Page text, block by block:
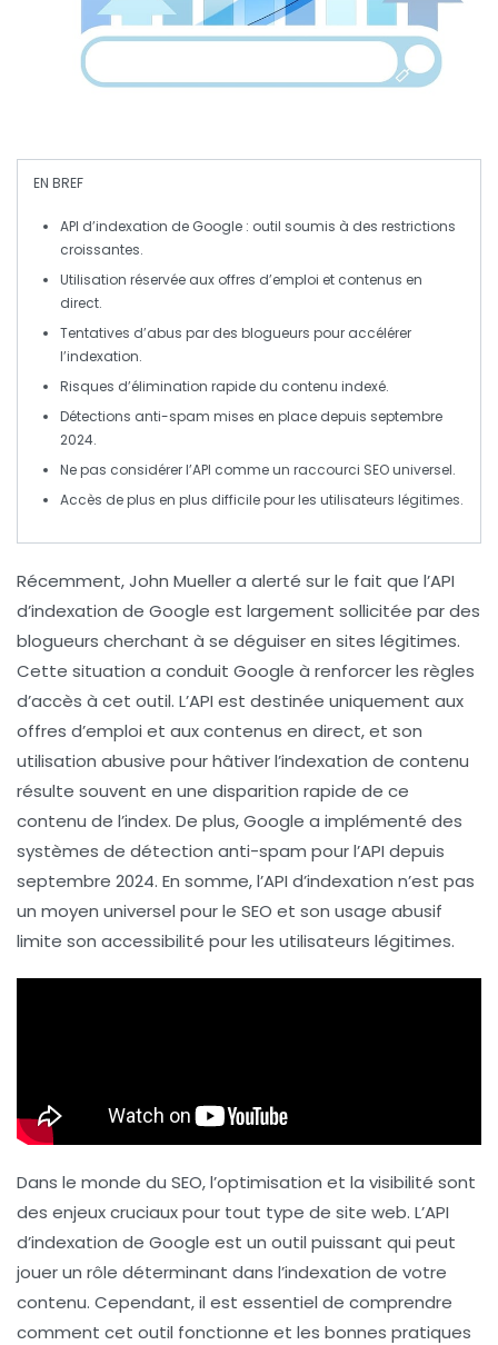
EN BREF
API d’indexation de Google : outil soumis à des restrictions
croissantes.
Utilisation réservée aux offres d’emploi et contenus en
direct.
Tentatives d’abus par des blogueurs pour accélérer
l’indexation.
Risques d’élimination rapide du contenu indexé.
Détections anti-spam mises en place depuis septembre
2024.
Ne pas considérer l’API comme un raccourci SEOuniversel.
Accès de plus en plus difficile pour les utilisateurs légitimes.
Récemment, John Mueller a alerté sur le fait que l’API
d’indexation de Google est largement sollicitée par des
blogueurs cherchant à se déguiser en sites légitimes.
Cette situation a conduit Google à renforcer les règles
d’accès à cet outil. L’API est destinée uniquement aux
offres d’emploi et auxcontenus en direct, et son
utilisation abusive pour hâtiver l’indexation de contenu
résulte souvent en une disparition rapide de ce
contenu de l’index. De plus, Google a implémenté des
systèmes de détection anti-spam pour l’API depuis
septembre 2024. En somme, l’API d’indexation n’est pas
un moyen universel pour le SEO et son usage abusif
limite son accessibilité pour les utilisateurs légitimes.
Dans le monde du SEO, l’optimisation et la visibilité sont
des enjeux cruciaux pour tout type de site web. L’API
d’indexation de Google est un outil puissant qui peut
jouer un rôle déterminant dans l’indexation de votre
contenu. Cependant, il est essentiel de comprendre
comment cet outil fonctionne et les bonnes pratiques